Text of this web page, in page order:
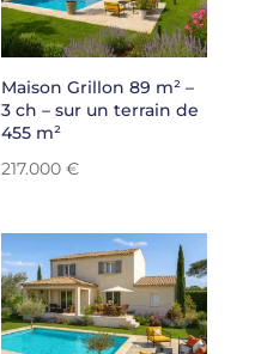
Maison Grillon 89 m² –
3 ch – sur un terrain de
455 m²
217.000€